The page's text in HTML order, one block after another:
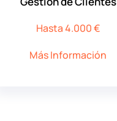
Hasta 4.000 €
Más Información